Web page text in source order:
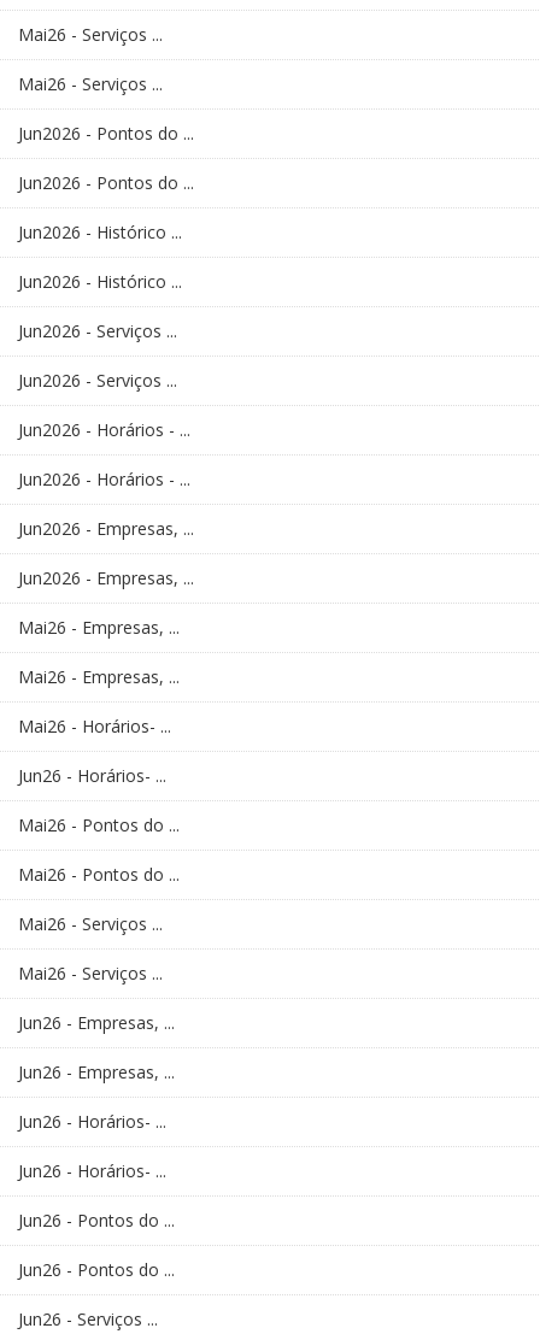
Mai26 - Serviços ...
Mai26 - Serviços ...
Jun2026 - Pontos do ...
Jun2026 - Pontos do ...
Jun2026 - Histórico ...
Jun2026 - Histórico ...
Jun2026 - Serviços ...
Jun2026 - Serviços ...
Jun2026 - Horários - ...
Jun2026 - Horários - ...
Jun2026 - Empresas, ...
Jun2026 - Empresas, ...
Mai26 - Empresas, ...
Mai26 - Empresas, ...
Mai26 - Horários- ...
Jun26 - Horários- ...
Mai26 - Pontos do ...
Mai26 - Pontos do ...
Mai26 - Serviços ...
Mai26 - Serviços ...
Jun26 - Empresas, ...
Jun26 - Empresas, ...
Jun26 - Horários- ...
Jun26 - Horários- ...
Jun26 - Pontos do ...
Jun26 - Pontos do ...
Jun26 - Serviços ...